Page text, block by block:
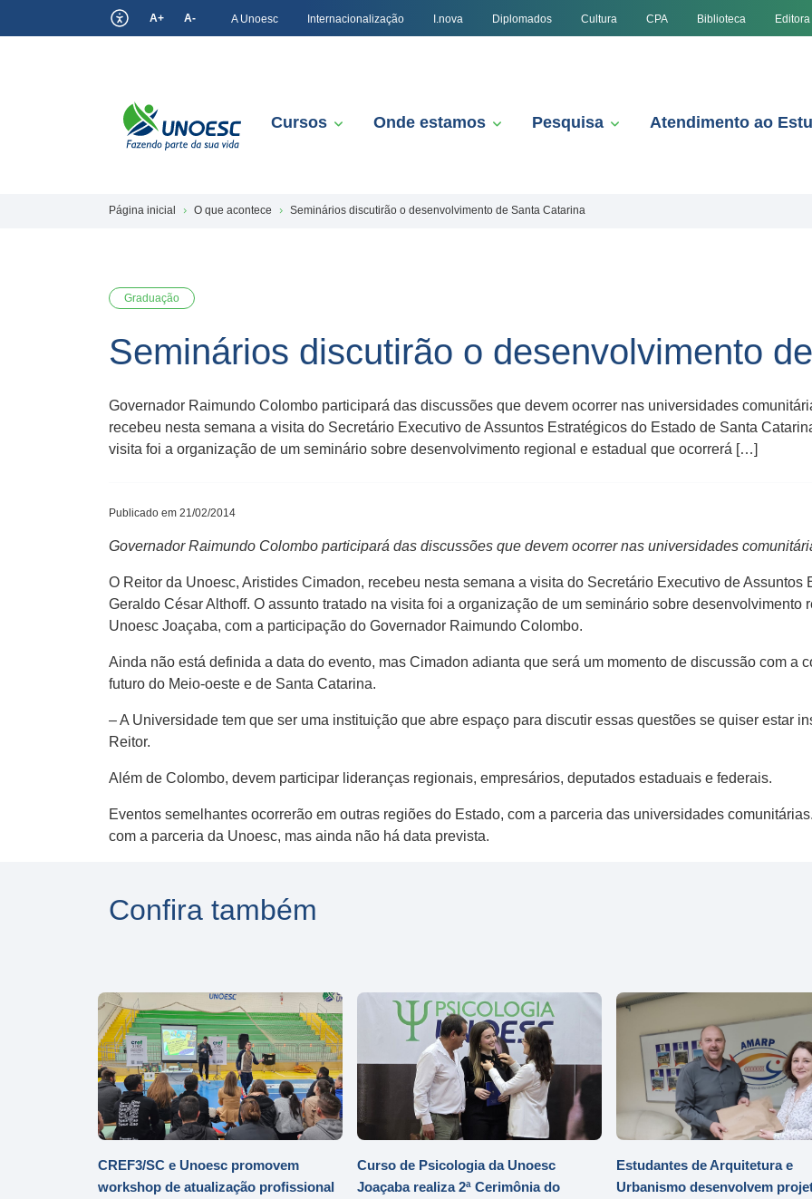
A+ A- A Unoesc Internacionalização I.nova Diplomados Cultura CPA Biblioteca Editora
Cursos Onde estamos Pesquisa Atendimento ao
Página inicial O que acontece Seminários discutirão o desenvolvimento de Santa Catarina
Graduação
Seminários discutirão o desenvolvimento
Governador Raimundo Colombo participará das discussões que devem ocorrer nas universidades
recebeu nesta semana a visita do Secretário Executivo de Assuntos Estratégicos do Estado de Santa
visita foi a organização de um seminário sobre desenvolvimento regional e estadual que ocorrerá […]
Publicado em 21/02/2014
Governador Raimundo Colombo participará das discussões que devem ocorrer nas universidades
O Reitor da Unoesc, Aristides Cimadon, recebeu nesta semana a visita do Secretário Executivo de Assuntos
Geraldo César Althoff. O assunto tratado na visita foi a organização de um seminário sobre desenvolvimento
Unoesc Joaçaba, com a participação do Governador Raimundo Colombo.
Ainda não está definida a data do evento, mas Cimadon adianta que será um momento de discussão com a
futuro do Meio-oeste e de Santa Catarina.
– A Universidade tem que ser uma instituição que abre espaço para discutir essas questões se quiser estar
Reitor.
Além de Colombo, devem participar lideranças regionais, empresários, deputados estaduais e federais.
Eventos semelhantes ocorrerão em outras regiões do Estado, com a parceria das universidades
com a parceria da Unoesc, mas ainda não há data prevista.
Confira também
CREF3/SC e Unoesc promovem
workshop de atualização profissional
Curso de Psicologia da Unoesc
Joaçaba realiza 2ª Cerimônia do
Estudantes de Arquitetura e
Urbanismo desenvolvem